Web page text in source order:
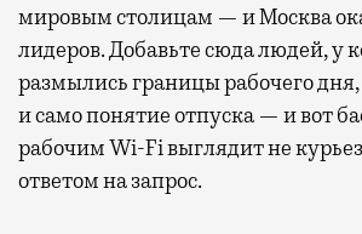
мировым столицам — и Москва
лидеров. Добавьте сюда людей, у
размылись границы рабочего
и само понятие отпуска — и вот
рабочим Wi-Fi выглядит не
ответом на запрос.